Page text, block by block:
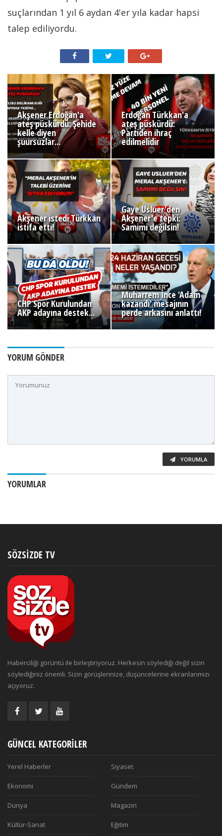
suçlarından 1 yıl 6 aydan 4'er yıla kadar hapsi
talep ediliyordu.
Akşener Erdoğan'a
ateş püskürdü: Şehide
kelle diyen
şuursuzlar...
Erdoğan Türkkan'a
ateş püskürdü:
Partiden ihraç
edilmelidir
Akşener istedi Türkkan
istifa etti!
Gaye Usluer'den
Akşener'e tepki:
Samimi değilsin!
CHP Spor Kurulundan
AKP adayına destek...
Muharrem İnce 'Adam
kazandı' mesajının
perde arkasını anlattı!
YORUM GÖNDER
YORUMLA
YORUMLAR
SÖZSIZDE TV
Haberciliği görüntü ile birleştiriyoruz. Herkesin söylediği değil sizin
söylediğiniz önemli. Sizin görüşlerinize, düşüncelerine ekranlarımızı
açıyoruz.
GÜNCEL KATEGORILER
Yerel Haberler Siyaset
Ekonomi Gündem
Dünya Magazin
Kültür-Sanat Eğitim